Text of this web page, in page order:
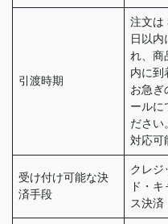
引渡時期
注文は
日以内
れ、商
内に到
お急ぎ
ールに
ださい。
対応可
受け付け可能な決
済手段
クレジ
ド・
ス決済